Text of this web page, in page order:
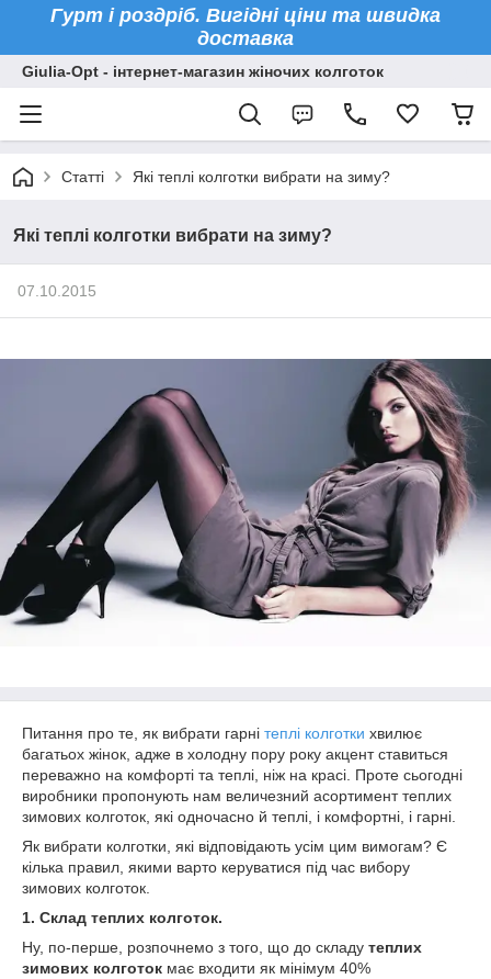
Гурт і роздріб. Вигідні ціни та швидка
доставка
Giulia-Opt - інтернет-магазин жіночих колготок
Статті Які теплі колготки вибрати на зиму?
Які теплі колготки вибрати на зиму?
07.10.2015
Питання про те, як вибрати гарні теплі колготки хвилює
багатьох жінок, адже в холодну пору року акцент ставиться
переважно на комфорті та теплі, ніж на красі. Проте сьогодні
виробники пропонують нам величезний асортимент теплих
зимових колготок, які одночасно й теплі, і комфортні, і гарні.
Як вибрати колготки, які відповідають усім цим вимогам? Є
кілька правил, якими варто керуватися під час вибору
зимових колготок.
1. Склад теплих колготок.
Ну, по-перше, розпочнемо з того, що до складу теплих
зимових колготок має входити як мінімум 40%